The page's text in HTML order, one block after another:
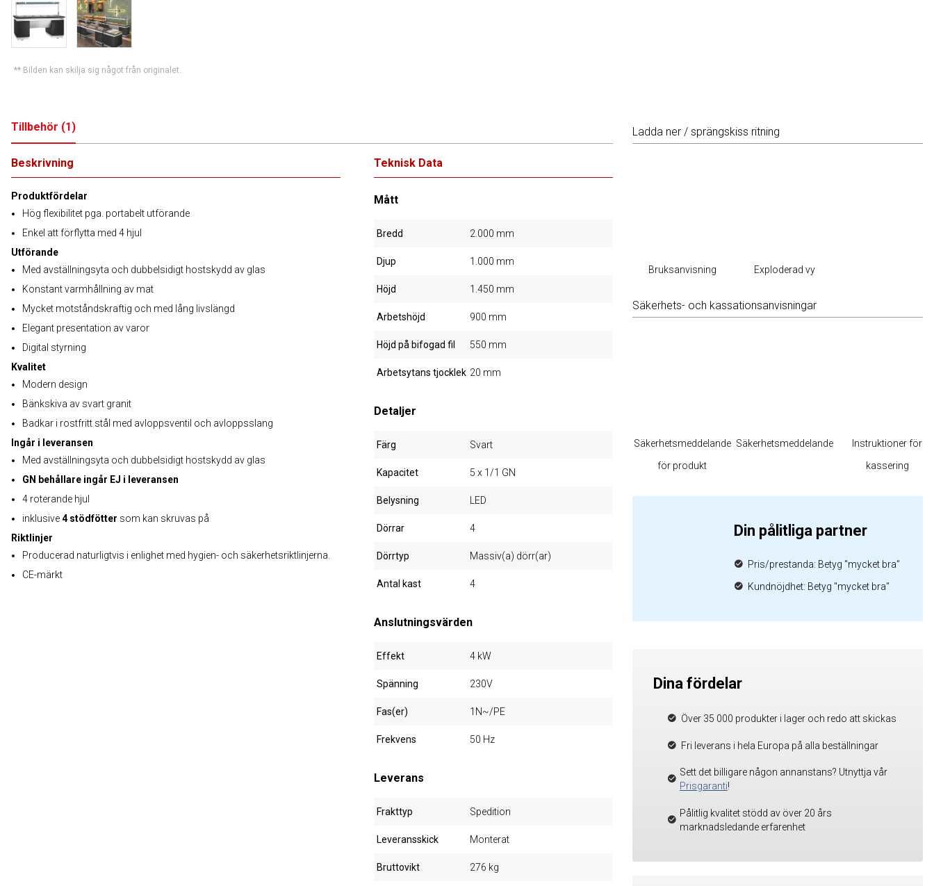
** Bilden kan skilja sig något från originalet.
Tillbehör (1)
Beskrivning
Produktfördelar
Hög flexibilitet pga. portabelt utförande
Enkel att förflytta med 4 hjul
Utförande
Med avställningsyta och dubbelsidigt hostskydd av glas
Konstant varmhållning av mat
Mycket motståndskraftig och med lång livslängd
Elegant presentation av varor
Digital styrning
Kvalitet
Modern design
Bänkskiva av svart granit
Badkar i rostfritt stål med avloppsventil och avloppsslang
Ingår i leveransen
Med avställningsyta och dubbelsidigt hostskydd av glas
GN behållare ingår EJ i leveransen
4 roterande hjul
inklusive4 stödfötter som kan skruvas på
Riktlinjer
Producerad naturligtvis i enlighet med hygien- och säkerhetsriktlinjerna.
CE-märkt
Teknisk Data
Mått
Bredd 2.000 mm
Djup 1.000 mm
Höjd 1.450 mm
Arbetshöjd 900 mm
Höjd på bifogad fil 550 mm
Arbetsytans tjocklek 20 mm
Detaljer
Färg Svart
Kapacitet 5 x 1/1 GN
Belysning LED
Dörrar 4
Dörrtyp Massiv(a) dörr(ar)
Antal kast 4
Anslutningsvärden
Effekt 4 kW
Spänning 230V
Fas(er) 1N~/PE
Frekvens 50 Hz
Leverans
Frakttyp Spedition
Leveransskick Monterat
Bruttovikt 276 kg
Ladda ner / sprängskiss ritning
Bruksanvisning Exploderad vy
Säkerhets- och kassationsanvisningar
Säkerhetsmeddelande
för produkt
Säkerhetsmeddelande
Instruktioner för
kassering
Din pålitliga partner
Pris/prestanda: Betyg "mycket bra"
Kundnöjdhet: Betyg "mycket bra"
Dina fördelar
Över 35 000 produkter i lager och redo att skickas
Fri leverans i hela Europa på alla beställningar
Sett det billigare någon annanstans? Utnyttja vår
Prisgaranti!
Pålitlig kvalitet stödd av över 20 års
marknadsledande erfarenhet